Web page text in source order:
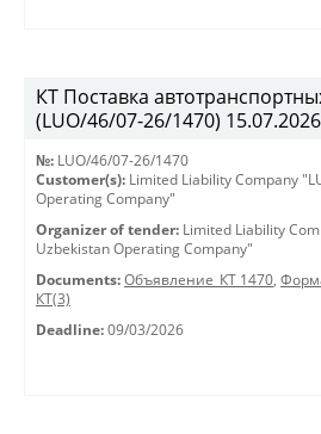
КТ Поставка
(LUO/46/07-26/1470)
№: LUO/46/07-26/1470
Customer(s): Limited Liability Company
Operating Company"
Organizer of tender: Limited Liability
Uzbekistan Operating Company"
Documents: Объявление_КТ 1470,
КТ(3)
Deadline: 09/03/2026